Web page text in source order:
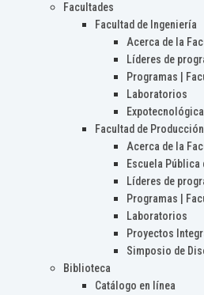
Facultades
Facultad de Ingeniería
Acerca de la
Líderes de
Programas |
Laboratorios
Expotecnológica
Facultad de
Acerca de la
Escuela Pública
Líderes de
Programas |
Laboratorios
Proyectos
Simposio de
Biblioteca
Catálogo en línea